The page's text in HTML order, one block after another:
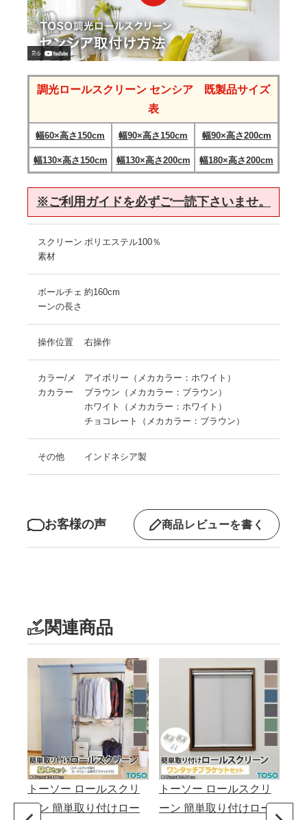
調光ロールスクリーン センシア 既製品サイズ
表
幅60×高さ150cm 幅90×高さ150cm 幅90×高さ200cm
幅130×高さ150cm 幅130×高さ200cm 幅180×高さ200cm
※ご利用ガイドを必ずご一読下さいませ。
スクリーン
素材
ポリエステル100％
ボールチェ
ーンの長さ
約160cm
操作位置 右操作
カラー/メ
カカラー
アイボリー（メカカラー：ホワイト）
ブラウン（メカカラー：ブラウン）
ホワイト（メカカラー：ホワイト）
チョコレート（メカカラー：ブラウン）
その他 インドネシア製
お客様の声 商品レビューを書く
関連商品
トーソー ロールスクリ
ーン 簡単取り付けロー
トーソー ロールスクリ
ーン 簡単取り付けロー